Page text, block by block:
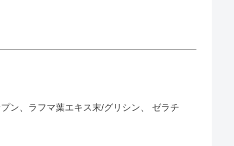
ン、ラフマ葉エキス末/グリシン、 ゼラチ